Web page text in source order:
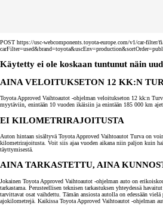
POST https://usc-webcomponents.toyota-europe.com/v1/car-filter/
Käytetty ei ole koskaan tuntunut näin
AINA VELOITUKSETON 12 KK:N
Toyota Approved Vaihtoautot -ohjelman veloitukseton 12 kk:n
myytäviin, enintään 10 vuoden ikäisiin ja enintään 185 000 km
EI KILOMETRIRAJOITUSTA
Auton hintaan sisältyvä Toyota Approved Vaihtoautot Turva on
kilometrirajoitusta. Voit siis ajaa vuoden aikana niin paljon kuin
täyttymisestä.
AINA TARKASTETTU, AINA
Jokainen Toyota Approved Vaihtoautot -ohjelman auto on
tarkastama. Perusteellisen teknisen tarkastuksen yhteydessä
tarvittavat osat vaihdettu. Tämän ansiosta autolla on edessään
ajokilometrejä. Kaikissa Toyota Approved Vaihtoautot -ohjelman